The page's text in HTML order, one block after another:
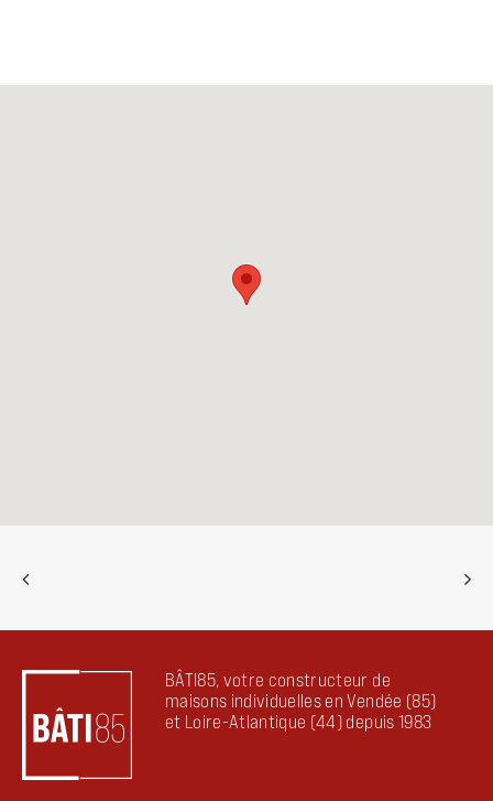
BÂTI85, votre constructeur de
maisons individuelles en Vendée (85)
et Loire-Atlantique (44) depuis 1983